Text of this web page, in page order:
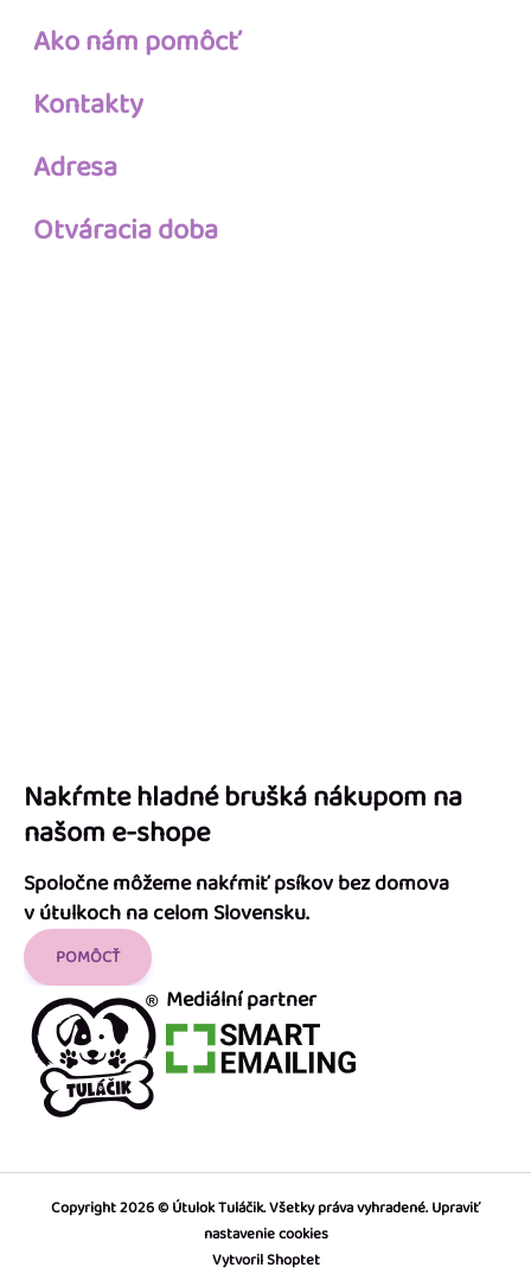
Ako nám pomôcť
Kontakty
Adresa
Otváracia doba
Nakŕmte hladné brušká nákupom na
našom e-shope
Spoločne môžeme nakŕmiť psíkov bez domova
v útulkoch na celom Slovensku.
POMÔCŤ
Mediální partner
Vytvoril Shoptet
Copyright 2026 Útulok Tuláčik. Všetky práva vyhradené.Upraviť
nastavenie cookies